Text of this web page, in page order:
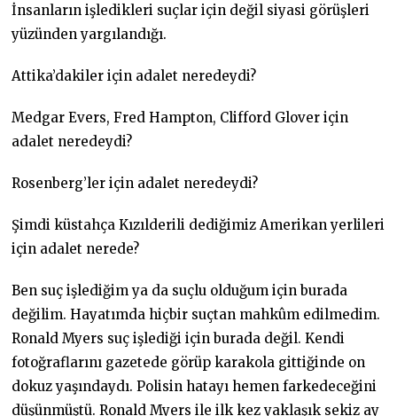
İnsanların işledikleri suçlar için değil siyasi görüşleri
yüzünden yargılandığı.
Attika’dakiler için adalet neredeydi?
Medgar Evers, Fred Hampton, Clifford Glover için
adalet neredeydi?
Rosenberg’ler için adalet neredeydi?
Şimdi küstahça Kızılderili dediğimiz Amerikan yerlileri
için adalet nerede?
Ben suç işlediğim ya da suçlu olduğum için burada
değilim. Hayatımda hiçbir suçtan mahkûm edilmedim.
Ronald Myers suç işlediği için burada değil. Kendi
fotoğraflarını gazetede görüp karakola gittiğinde on
dokuz yaşındaydı. Polisin hatayı hemen farkedeceğini
düşünmüştü. Ronald Myers ile ilk kez yaklaşık sekiz ay